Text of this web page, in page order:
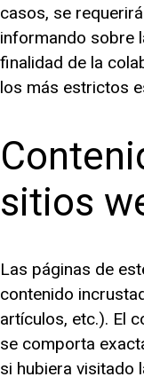
casos, se
informando sobre
finalidad de la
los más estrictos
sitios
Las páginas de
contenido
artículos, etc.). El
se comporta
si hubiera visitado